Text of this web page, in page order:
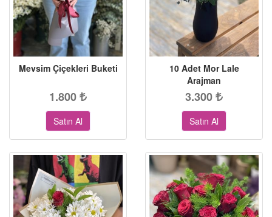
Mevsim Çiçekleri Buketi
1.800
Satın Al
10 Adet Mor Lale
Arajman
3.300
Satın Al